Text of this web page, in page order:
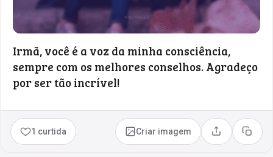
Irmã, você é a voz da minha consciência,
sempre com os melhores conselhos. Agradeço
por ser tão incrível!
1 curtida Criar imagem Compartilhar
Copiar